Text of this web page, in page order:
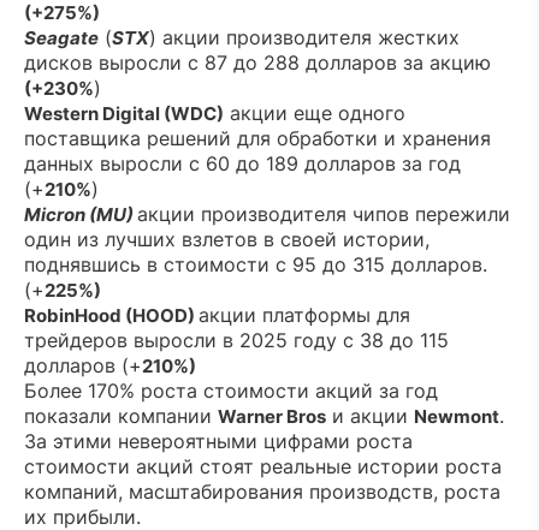
(+275%)
Seagate (STX) акции производителя жестких
дисков выросли с 87 до 288 долларов за акцию
(+230%)
Western Digital (WDC) акции еще одного
поставщика решений для обработки и хранения
данных выросли c 60 до 189 долларов за год
(+210%)
Micron (MU) акции производителя чипов пережили
один из лучших взлетов в своей истории,
поднявшись в стоимости с 95 до 315 долларов.
(+225%)
RobinHood (HOOD) акции платформы для
трейдеров выросли в 2025 году с 38 до 115
долларов (+210%)
Более 170% роста стоимости акций за год
показали компании Warner Bros и акции Newmont.
За этими невероятными цифрами роста
стоимости акций стоят реальные истории роста
компаний, масштабирования производств, роста
их прибыли.